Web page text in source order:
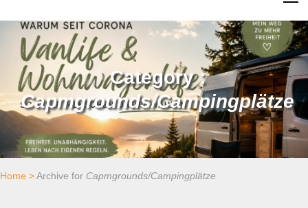
Category :
Capmgrounds/Campingplätze
Home >Archive for Capmgrounds/Campingplätze